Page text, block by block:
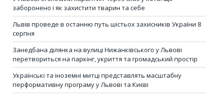
заборонено і як захистити тварин та себе
Львів проведе в останню путь шістьох захисників України 8
серпня
Занедбана ділянка на вулиці Нижанківського у Львові
перетвориться на паркінг, укриття та громадський простір
Українські та іноземні митці представлять масштабну
перформативну програму у Львові та Києві